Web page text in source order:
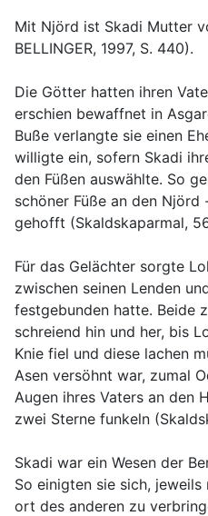
Mit Njörd ist Skadi Mutter
BELLINGER, 1997, S. 440).
Die Götter hatten ihren
erschien bewaffnet in
Buße verlangte sie einen
willigte ein, sofern Skadi
den Füßen auswählte. So
schöner Füße an den
gehofft (Skaldskaparmal,
Für das Gelächter sorgte
zwischen seinen Lenden
festgebunden hatte. Beide
schreiend hin und her, bis
Knie fiel und diese lachen
Asen versöhnt war, zumal
Augen ihres Vaters an den
zwei Sterne funkeln
Skadi war ein Wesen der
So einigten sie sich,
ort des anderen zu